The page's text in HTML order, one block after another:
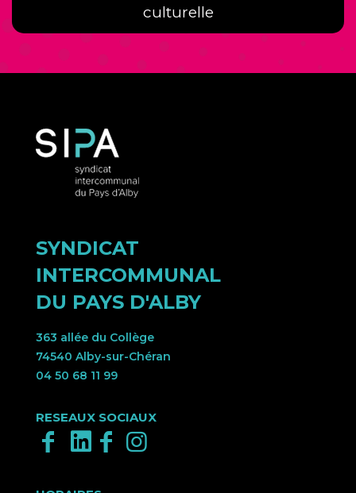
culturelle
SYNDICAT
INTERCOMMUNAL
DU PAYS D'ALBY
363 allée du Collège
74540 Alby-sur-Chéran
04 50 68 11 99
RESEAUX SOCIAUX